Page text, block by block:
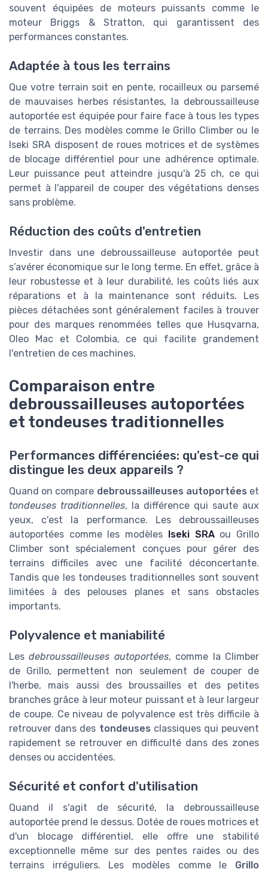
souvent équipées de moteurs puissants comme le
moteur Briggs & Stratton, qui garantissent des
performances constantes.
Adaptée à tous les terrains
Que votre terrain soit en pente, rocailleux ou parsemé
de mauvaises herbes résistantes, la debroussailleuse
autoportée est équipée pour faire face à tous les types
de terrains. Des modèles comme le Grillo Climber ou le
Iseki SRA disposent de roues motrices et de systèmes
de blocage différentiel pour une adhérence optimale.
Leur puissance peut atteindre jusqu'à 25 ch, ce qui
permet à l'appareil de couper des végétations denses
sans problème.
Réduction des coûts d'entretien
Investir dans une debroussailleuse autoportée peut
s’avérer économique sur le long terme. En effet, grâce à
leur robustesse et à leur durabilité, les coûts liés aux
réparations et à la maintenance sont réduits. Les
pièces détachées sont généralement faciles à trouver
pour des marques renommées telles que Husqvarna,
Oleo Mac et Colombia, ce qui facilite grandement
l'entretien de ces machines.
Comparaison entre
debroussailleuses autoportées
et tondeuses traditionnelles
Performances différenciées: qu'est-ce qui
distingue les deux appareils ?
Quand on compare debroussailleuses autoportées et
tondeuses traditionnelles, la différence qui saute aux
yeux, c'est la performance. Les debroussailleuses
autoportées comme les modèles Iseki SRAou Grillo
Climber sont spécialement conçues pour gérer des
terrains difficiles avec une facilité déconcertante.
Tandis que les tondeuses traditionnelles sont souvent
limitées à des pelouses planes et sans obstacles
importants.
Polyvalence et maniabilité
Lesdebroussailleuses autoportées, comme la Climber
de Grillo, permettent non seulement de couper de
l'herbe, mais aussi des broussailles et des petites
branches grâce à leur moteur puissant et à leur largeur
de coupe. Ce niveau de polyvalence est très difficile à
retrouver dans des tondeuses classiques qui peuvent
rapidement se retrouver en difficulté dans des zones
denses ou accidentées.
Sécurité et confort d'utilisation
Quand il s'agit de sécurité, la debroussailleuse
autoportée prend le dessus. Dotée de roues motrices et
d'un blocage différentiel, elle offre une stabilité
exceptionnelle même sur des pentes raides ou des
terrains irréguliers. Les modèles comme le Grillo